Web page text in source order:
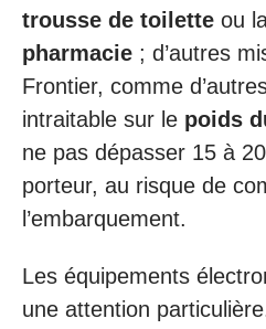
trousse de toilette ou
pharmacie ; d’autres
Frontier, comme
intraitable sur le poids
ne pas dépasser 15 à
porteur, au risque de
l’embarquement.
Les équipements
une attention